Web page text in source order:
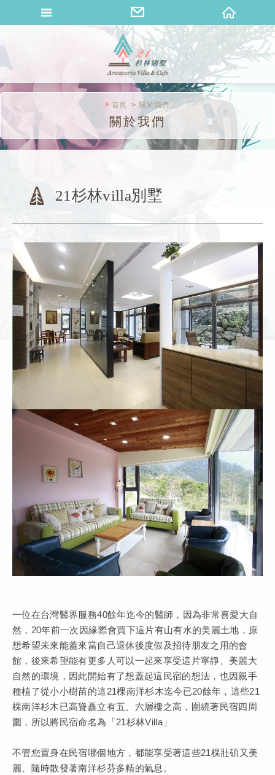
桐花山莊
首頁 關於我們
關於我們
21杉林villa別墅
一位在台灣醫界服務40餘年迄今的醫師，因為非常喜愛大自
然，20年前一次因緣際會買下這片有山有水的美麗土地，原
想希望未來能蓋來當自己退休後度假及招待朋友之用的會
館，後來希望能有更多人可以一起來享受這片寧靜、美麗大
自然的環境，因此開始有了想蓋起這民宿的想法，也因親手
種植了從小小樹苗的這21棵南洋杉木迄今已20餘年，這些21
棵南洋杉木已高聳矗立有五、六層樓之高，圍繞著民宿四周
圍，所以將民宿命名為「21杉林Villa」
不管您置身在民宿哪個地方，都能享受著這些21棵壯碩又美
麗、隨時散發著南洋杉芬多精的氣息。